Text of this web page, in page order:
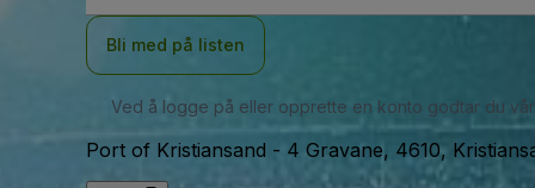
Bli med på listen
Ved å logge på eller opprette en konto godtar du vår
Port of Kristiansand - 4 Gravane, 4610,